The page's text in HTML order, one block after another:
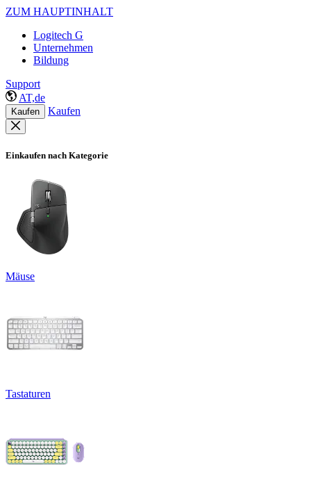
ZUM HAUPTINHALT
Logitech G
Unternehmen
Bildung
Support
AT,de
Kaufen Kaufen
Einkaufen nach Kategorie
Mäuse
Tastaturen